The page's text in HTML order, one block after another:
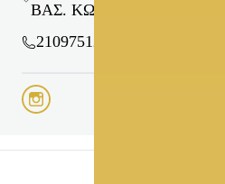
ΒΑΣ. ΚΩΝ/ΝΟΥ 314 -
2109751235, 2106620349